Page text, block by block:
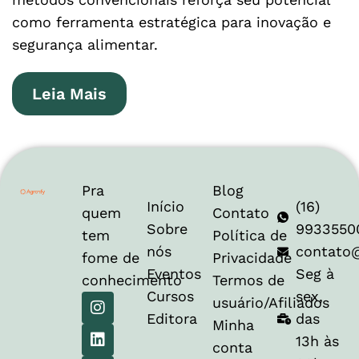
como ferramenta estratégica para inovação e
segurança alimentar.
Leia Mais
Pra
quem
tem
fome de
conhecimento
Início
Sobre
nós
Eventos
Cursos
Editora
Blog
Contato
Política de
Privacidade
Termos de
usuário/Afiliados
Minha
conta
(16)
Seg à
sex,
das
13h às